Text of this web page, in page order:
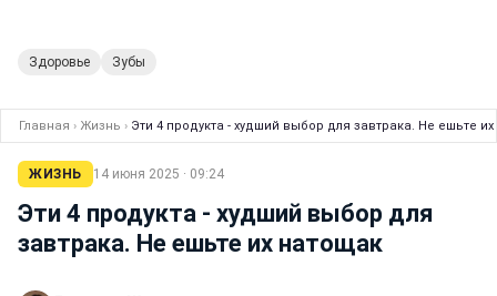
Здоровье Зубы
Главная › Жизнь › Эти 4 продукта - худший выбор для завтрака. Не ешьте
ЖИЗНЬ 14 июня 2025 · 09:24
Эти 4 продукта - худший выбор для
завтрака. Не ешьте их натощак